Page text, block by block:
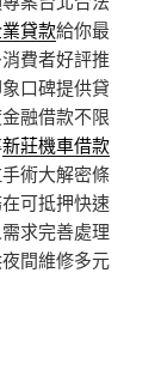
貸款給你最
費者好評推
口碑提供貸
融借款不限
新莊機車借款
術大解密條
可抵押快速
求完善處理
間維修多元